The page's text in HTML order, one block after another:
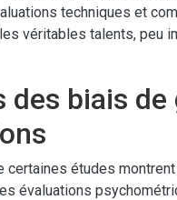
techniques et
véritables talents, peu
des biais
certaines études
évaluations